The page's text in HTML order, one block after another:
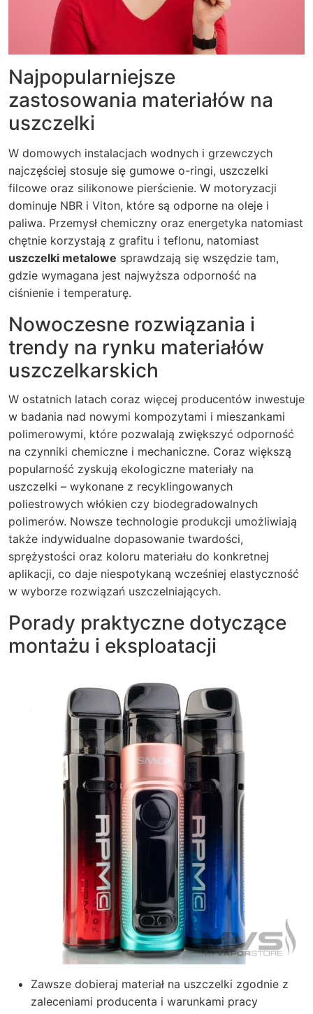
Najpopularniejsze
zastosowania materiałów na
uszczelki
W domowych instalacjach wodnych i grzewczych
najczęściej stosuje się gumowe o-ringi, uszczelki
filcowe oraz silikonowe pierścienie. W motoryzacji
dominuje NBR i Viton, które są odporne na oleje i
paliwa. Przemysł chemiczny oraz energetyka natomiast
chętnie korzystają z grafitu i teflonu, natomiast
uszczelki metalowe sprawdzają się wszędzie tam,
gdzie wymagana jest najwyższa odporność na
ciśnienie i temperaturę.
Nowoczesne rozwiązania i
trendy na rynku materiałów
uszczelkarskich
W ostatnich latach coraz więcej producentów inwestuje
w badania nad nowymi kompozytami i mieszankami
polimerowymi, które pozwalają zwiększyć odporność
na czynniki chemiczne i mechaniczne. Coraz większą
popularność zyskują ekologiczne materiały na
uszczelki – wykonane z recyklingowanych
poliestrowych włókien czy biodegradowalnych
polimerów. Nowsze technologie produkcji umożliwiają
także indywidualne dopasowanie twardości,
sprężystości oraz koloru materiału do konkretnej
aplikacji, co daje niespotykaną wcześniej elastyczność
w wyborze rozwiązań uszczelniających.
Porady praktyczne dotyczące
montażu i eksploatacji
Zawsze dobieraj materiał na uszczelki zgodnie z
zaleceniami producenta i warunkami pracy